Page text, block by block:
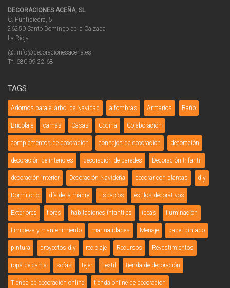
DECORACIONES ACEÑA, SL
C. Puntipiedra, 5
26250 Santo Domingo de la Calzada
La Rioja
@. info@decoracionesacena.es
Tf. 680 99 22 68
TAGS
Adornos para el árbol de Navidad alfombras Armarios Baño
Bricolaje camas Casas Cocina Colaboración
complementos de decoración consejos de decoración decoración
decoración de interiores decoración de paredes Decoración Infantil
decoración interior Decoración Navideña decorar con plantas diy
Dormitorio día de la madre Espacios estilos decorativos
Exteriores flores habitaciones infantiles ideas Iluminación
Limpieza y mantenimiento manualidades Menaje papel pintado
pintura proyectos diy reciclaje Recursos Revestimientos
ropa de cama sofás tejer Textil tienda de decoración
Tienda de decoración online tienda online de decoración